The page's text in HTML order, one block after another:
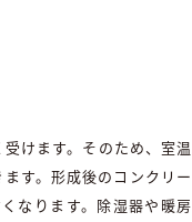
けます。そのため、室温
す。形成後のコンクリー
なります。除湿器や暖房